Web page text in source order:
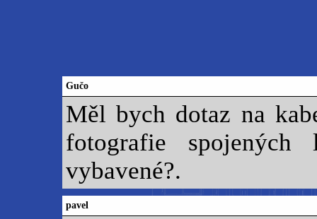
Gučo
Měl bych dotaz na
fotografie
vybavené?.
pavel